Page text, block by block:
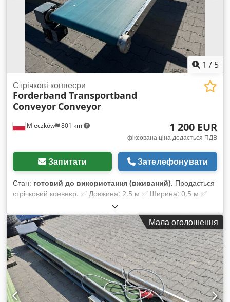
1 / 5
Mleczków 801 km
Стрічкові конвеєри
Forderband Transportband
Conveyor Conveyor
1 200 EUR
фіксована ціна додається ПДВ
Запитати Зателефонувати
Стан: готовий до використання (вживаний), Продається
стрічковий конвеєр. ✅ Довжина: 2,5 м ✅ Ширина: 0,5 м ✅
Можлива організація транспортування ✅ Широкий вибір
стрічкових конвеєрів в наявності Запрошуємо до співпраці.
Допоможемо підібрати відповідний стрічковий конвеєр, який
відповідатиме вашим потребам. Dodezp U Ixspfx Abnowa
Мала оголошення